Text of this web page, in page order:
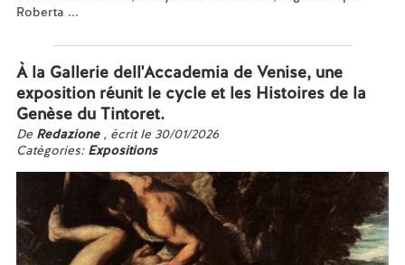
Roberta ...
À la Gallerie dell'Accademia de Venise, une
exposition réunit le cycle et les Histoires de la
Genèse du Tintoret.
De Redazione , écrit le 30/01/2026
Catégories: Expositions